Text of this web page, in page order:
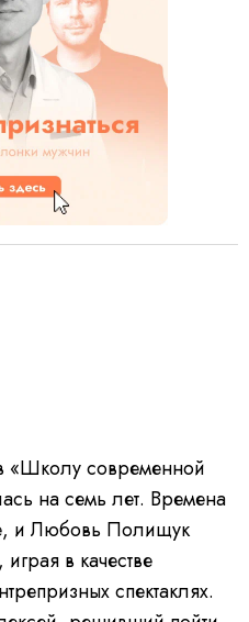
«Школу современной
на семь лет. Времена
и Любовь Полищук
в качестве
спектаклях.